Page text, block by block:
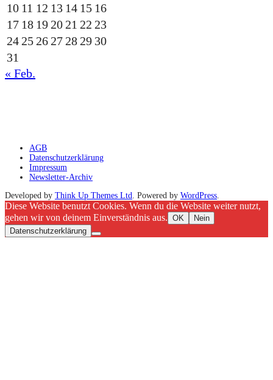
10 11 12 13 14 15 16
17 18 192021 22 23
242526272829 30
31
« Feb.
AGB
Datenschutzerklärung
Impressum
Newsletter-Archiv
Developed by Think Up Themes Ltd. Powered by WordPress.
Diese Website benutzt Cookies. Wenn du die Website weiter nutzt,
gehen wir von deinem Einverständnis aus. OK
Nein
Datenschutzerklärung